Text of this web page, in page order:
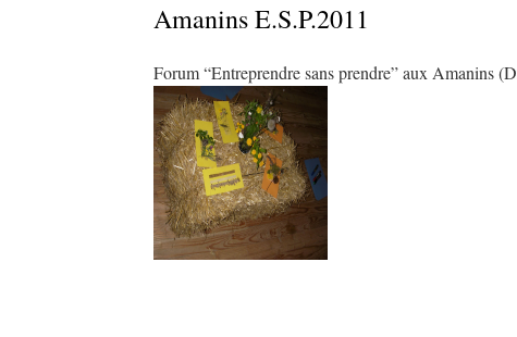
Amanins E.S.P.2011
Forum “Entreprendre sans prendre” aux Amanins